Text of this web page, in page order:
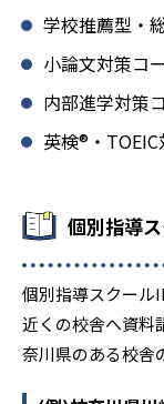
学校推薦型・
小論文対策コ
内部進学対策
英検®・
個別指導
個別指導スクール
近くの校舎へ資料
奈川県のある校舎